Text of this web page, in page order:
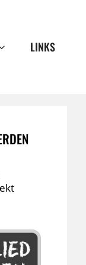
LINKS